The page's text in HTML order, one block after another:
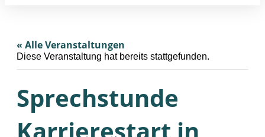
« Alle Veranstaltungen
Diese Veranstaltung hat bereits stattgefunden.
Sprechstunde
Karrierestart in